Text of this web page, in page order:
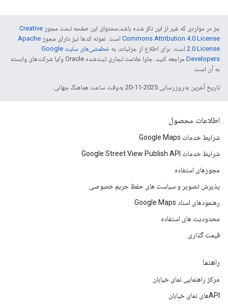
جز در مواردی که غیر از این ذکر شده باشد،‌محتوای این صفحه تحت مجوز Creative
Commons Attribution 4.0 License است. نمونه کدها نیز دارای مجوز Apache
2.0 License است. برای اطلاع از جزئیات، به
خطمشی‌های سایت Google
Developers‏
مراجعه کنید. جاوا علامت تجاری ثبت‌شده Oracle و/یا شرکت‌های وابسته
به آن است.
تاریخ آخرین به‌روزرسانی 2025-11-20 به‌وقت ساعت هماهنگ جهانی.
اطلاعات محصول
شرایط خدمات Google Maps
شرایط خدمات Google Street View Publish API
مجوزهای استفاده
پذیرش تصویر و سیاست های حفظ حریم خصوصی
رهنمودهای اسناد Google Maps
محدودیت های استفاده
قیمت گذاری
راهنما
مرکز راهنمایی نمای خیابان
APIهای نمای خیابان